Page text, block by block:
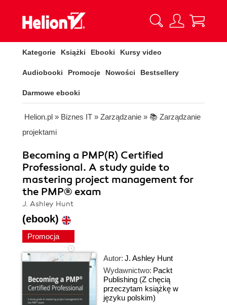
Kategorie Książki Ebooki Kursy video
Audiobooki Promocje Nowości Bestsellery
Darmowe ebooki
Helion.pl » Biznes IT » Zarządzanie » 📚 Zarządzanie
projektami
Becoming a PMP(R) Certified
Professional. A study guide to
mastering project management for
the PMP® exam
J. Ashley Hunt
(ebook)
Promocja
Autor: J. Ashley Hunt
Wydawnictwo: Packt
Publishing (Z chęcią
przeczytam książkę w
języku polskim)